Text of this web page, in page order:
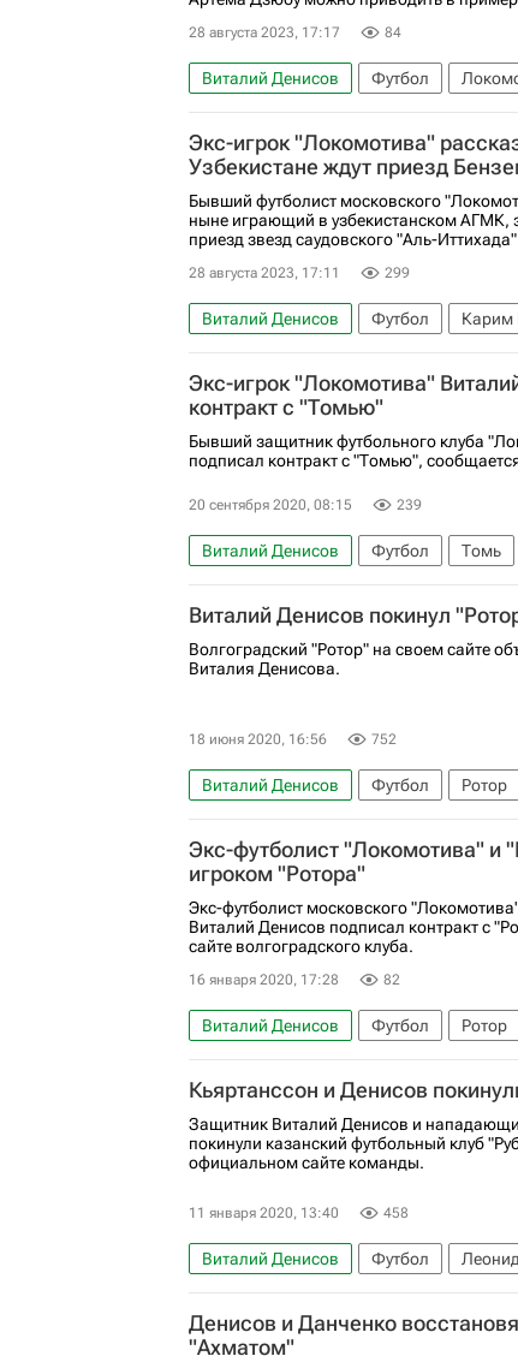
28 августа 2023, 17:17 84
Виталий Денисов Футбол
Экс-игрок "Локомотива"
Узбекистане ждут приезд
Бывший футболист московского
ныне играющий в узбекистанском АГМК,
приезд звезд саудовского "Аль-
28 августа 2023, 17:11 299
Виталий Денисов Футбол Карим
Экс-игрок "Локомотива"
контракт с "Томью"
Бывший защитник футбольного клуба
подписал контракт с "Томью",
20 сентября 2020, 08:15 239
Виталий Денисов Футбол Томь
Виталий Денисов покинул
Волгоградский "Ротор" на своем сайте
Виталия Денисова.
18 июня 2020, 16:56 752
Виталий Денисов Футбол Ротор
Экс-футболист "Локомотива" и
игроком "Ротора"
Экс-футболист московского
Виталий Денисов подписал контракт с
сайте волгоградского клуба.
16 января 2020, 17:28 82
Виталий Денисов Футбол Ротор
Кьяртанссон и Денисов
Защитник Виталий Денисов и
покинули казанский футбольный клуб
официальном сайте команды.
11 января 2020, 13:40 458
Виталий Денисов Футбол
Видар Эрн Кьяртанссон
Денисов и Данченко
"Ахматом"